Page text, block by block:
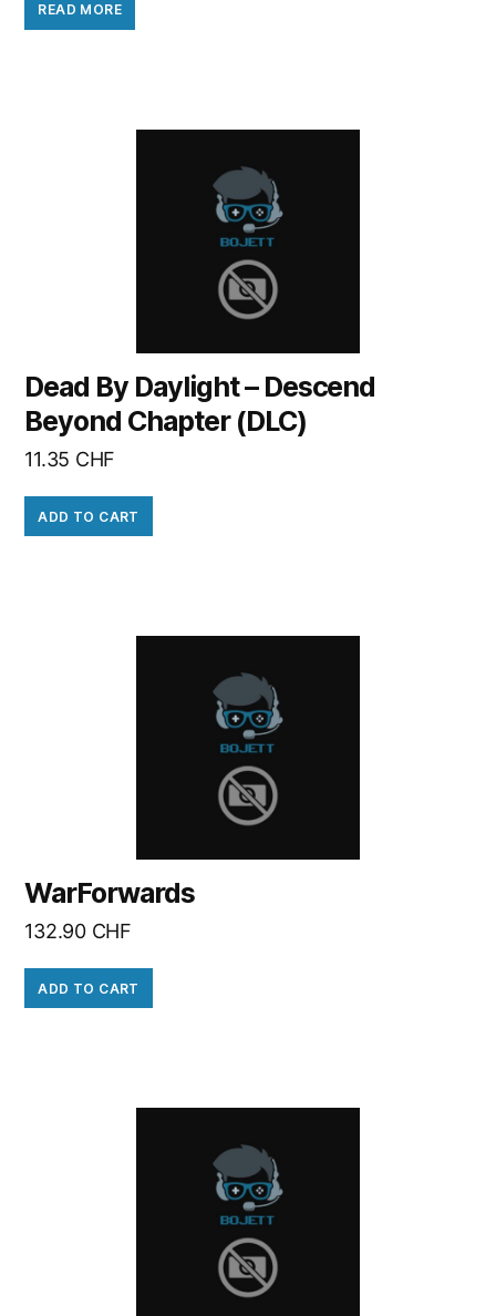
READ MORE
Dead By Daylight – Descend
Beyond Chapter (DLC)
11.35 CHF
ADD TO CART
WarForwards
132.90 CHF
ADD TO CART